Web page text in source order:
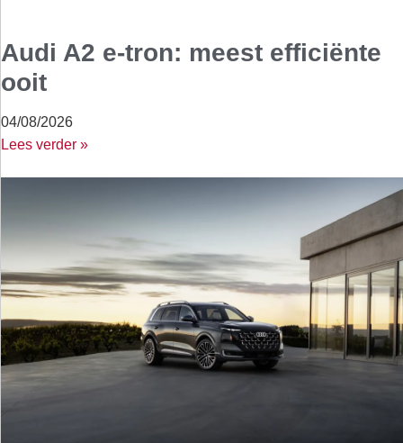
Audi A2 e-tron: meest efficiënte
ooit
04/08/2026
Lees verder »